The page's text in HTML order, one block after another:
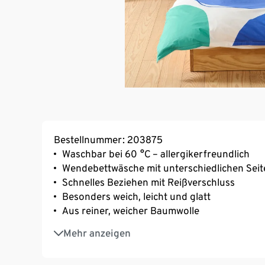
Bestellnummer: 203875
Waschbar bei 60 °C – allergikerfreundlich
Wendebettwäsche mit unterschiedlichen
Schnelles Beziehen mit Reißverschluss
Besonders weich, leicht und glatt
Aus reiner, weicher Baumwolle
Mehr anzeigen
Strapazierfähig durch dicht gewebte Fasern
Temperaturausgleichend und saugfähig